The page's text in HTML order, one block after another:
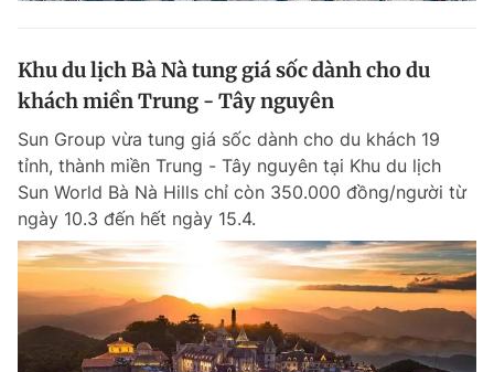
Khu du lịch Bà Nà tung giá sốc dành cho du
khách miền Trung - Tây nguyên
Sun Group vừa tung giá sốc dành cho du khách 19
tỉnh, thành miền Trung - Tây nguyên tại Khu du lịch
Sun World Bà Nà Hills chỉ còn 350.000 đồng/người từ
ngày 10.3 đến hết ngày 15.4.